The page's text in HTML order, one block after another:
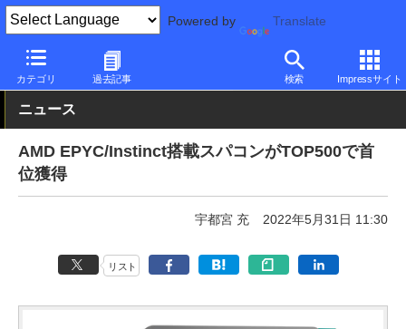
Powered by Translate
カテゴリ 過去記事 検索 Impressサイト
PC Watch 市場 スパコン
ニュース
AMD EPYC/Instinct搭載スパコンがTOP500で首
位獲得
宇都宮 充 2022年5月31日 11:30
リスト